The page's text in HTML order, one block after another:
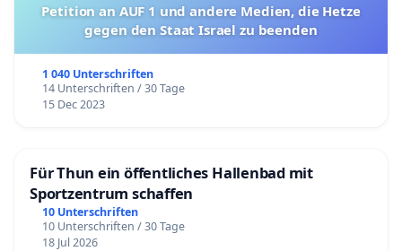
Petition an AUF 1 und andere Medien, die Hetze
gegen den Staat Israel zu beenden
1 040 Unterschriften
14 Unterschriften / 30 Tage
15 Dec 2023
Für Thun ein öffentliches Hallenbad mit
Sportzentrum schaffen
10 Unterschriften
10 Unterschriften / 30 Tage
18 Jul 2026